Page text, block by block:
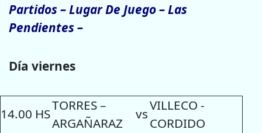
Partidos – Lugar De Juego – Las
Pendientes –
Día viernes
14.00 HS
TORRES –
ARGAÑARAZ
vs
VILLECO -
CORDIDO